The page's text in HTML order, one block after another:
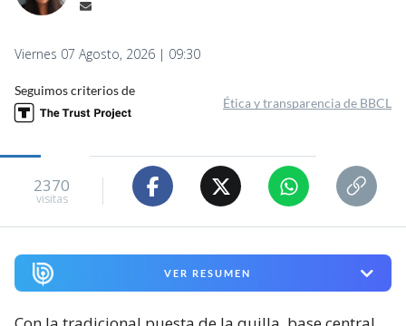
Viernes 07 Agosto, 2026 | 09:30
Seguimos criterios de
Ética y transparencia de BBCL
2370
visitas
VER RESUMEN